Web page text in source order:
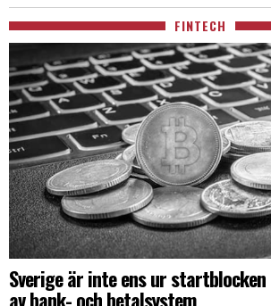
FINTECH
Sverige är inte ens ur
av bank- och betalsystem